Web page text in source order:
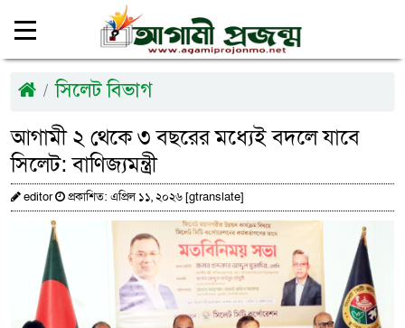
সিলেট বিভাগ
আগামী ২ থেকে ৩ বছরের মধ্যেই বদলে যাবে
সিলেট: বাণিজ্যমন্ত্রী
editor প্রকাশিত: এপ্রিল ১১, ২০২৬ [gtranslate]